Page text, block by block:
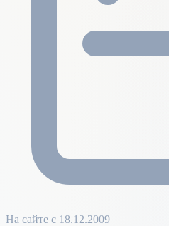
На сайте с 18.12.2009